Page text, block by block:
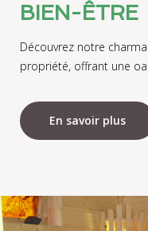
BIEN-ÊTRE
Découvrez notre
propriété, offrant une
En savoir plus